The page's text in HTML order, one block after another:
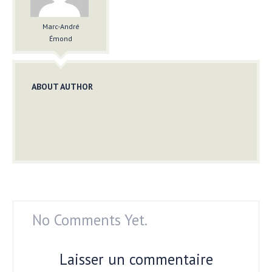
Marc-André
Émond
ABOUT AUTHOR
No Comments Yet.
Laisser un commentaire